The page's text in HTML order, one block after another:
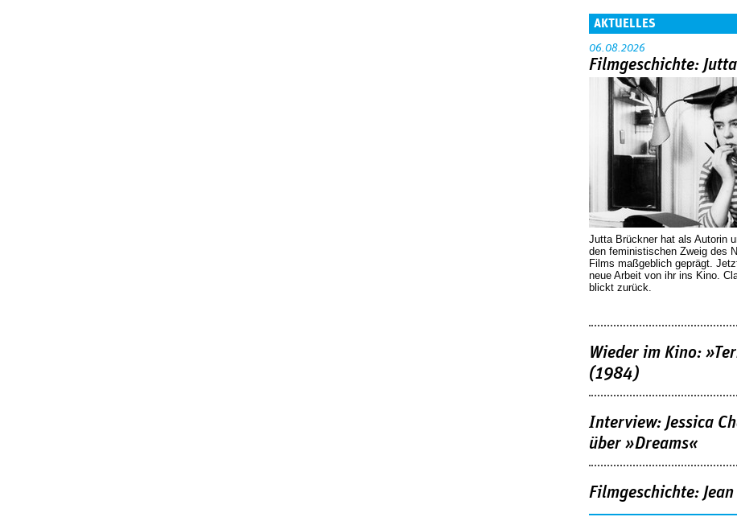
AKTUELLES
06.08.2026
Filmgeschichte:
Jutta Brückner hat als Autorin
den feministischen Zweig des
Films maßgeblich geprägt.
neue Arbeit von ihr ins Kino.
blickt zurück.
Wieder im Kino:
(1984)
Interview: Jessica
über »Dreams«
Filmgeschichte: